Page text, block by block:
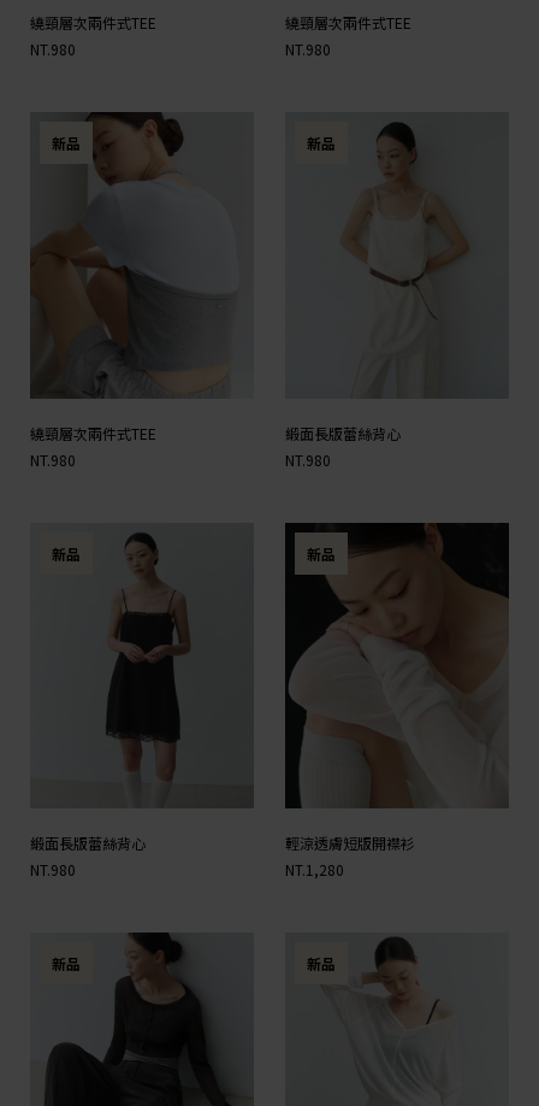
繞頸層次兩件式TEE
NT.980
繞頸層次兩件式TEE
NT.980
新品
繞頸層次兩件式TEE
NT.980
新品
緞面長版蕾絲背心
NT.980
新品
緞面長版蕾絲背心
NT.980
新品
輕涼透膚短版開襟衫
NT.1,280
新品 新品